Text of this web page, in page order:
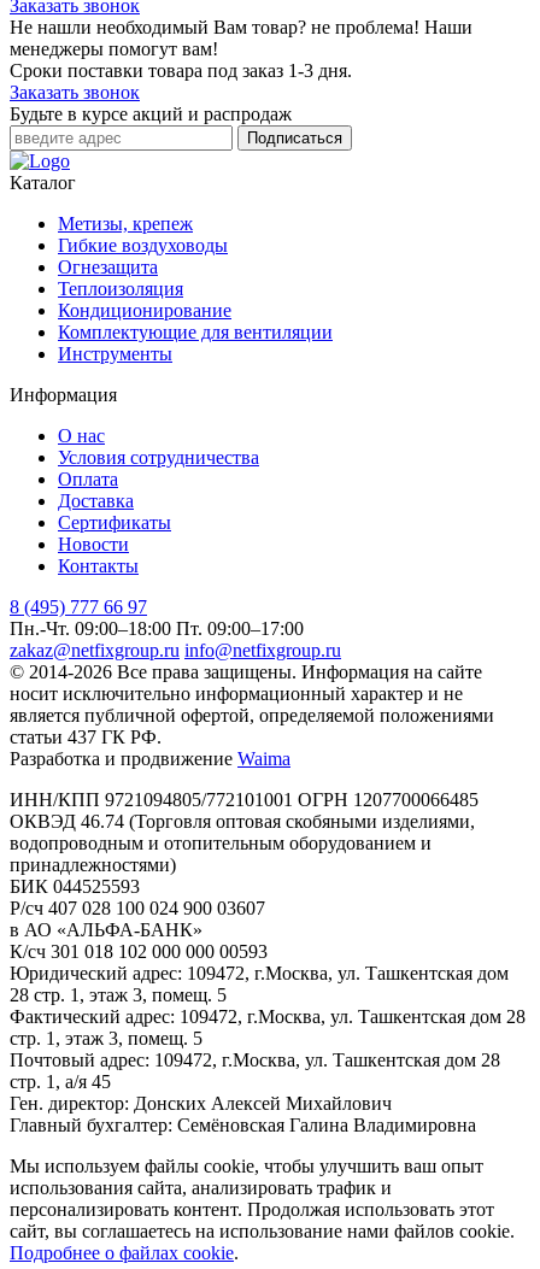
Заказать звонок
Не нашли необходимый Вам товар? не проблема! Наши
менеджеры помогут вам!
Сроки поставки товара под заказ 1-3 дня.
Заказать звонок
Будьте в курсе акций и распродаж
Подписаться
Каталог
Метизы, крепеж
Гибкие воздуховоды
Огнезащита
Теплоизоляция
Кондиционирование
Комплектующие для вентиляции
Инструменты
Информация
О нас
Условия сотрудничества
Оплата
Доставка
Сертификаты
Новости
Контакты
8 (495) 777 66 97
Пн.-Чт. 09:00–18:00 Пт. 09:00–17:00
zakaz@netfixgroup.ru info@netfixgroup.ru
© 2014-2026 Все права защищены. Информация на сайте
носит исключительно информационный характер и не
является публичной офертой, определяемой положениями
статьи 437 ГК РФ.
Разработка и продвижение Waima
ИНН/КПП 9721094805/772101001 ОГРН 1207700066485
ОКВЭД 46.74 (Торговля оптовая скобяными изделиями,
водопроводным и отопительным оборудованием и
принадлежностями)
БИК 044525593
Р/сч 407 028 100 024 900 03607
в АО «АЛЬФА-БАНК»
К/сч 301 018 102 000 000 00593
Юридический адрес: 109472, г.Москва, ул. Ташкентская дом
28 стр. 1, этаж 3, помещ. 5
Фактический адрес: 109472, г.Москва, ул. Ташкентская дом 28
стр. 1, этаж 3, помещ. 5
Почтовый адрес: 109472, г.Москва, ул. Ташкентская дом 28
стр. 1, а/я 45
Ген. директор: Донских Алексей Михайлович
Главный бухгалтер: Семёновская Галина Владимировна
Мы используем файлы cookie, чтобы улучшить ваш опыт
использования сайта, анализировать трафик и
персонализировать контент. Продолжая использовать этот
сайт, вы соглашаетесь на использование нами файлов cookie.
Подробнее о файлах cookie.